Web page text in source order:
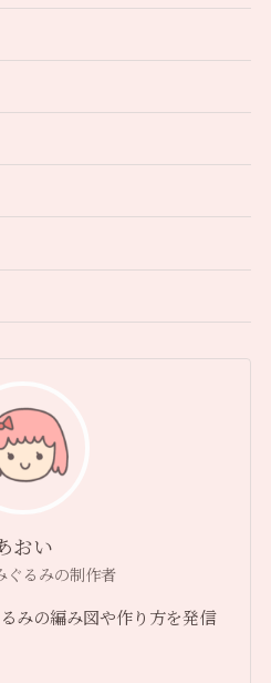
おい
ぐるみの制作者
みの編み図や作り方を発信